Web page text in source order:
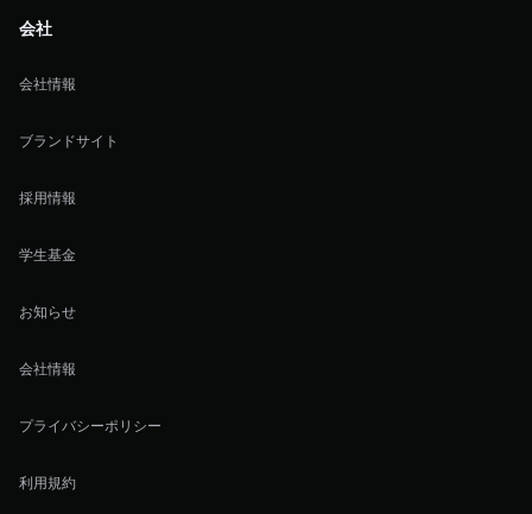
会社
会社情報
ブランドサイト
採用情報
学生基金
お知らせ
会社情報
プライバシーポリシー
利用規約